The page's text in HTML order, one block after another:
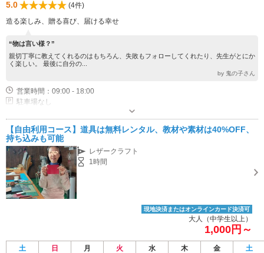
5.0
(4件)
造る楽しみ、贈る喜び、届ける幸せ
“物は言い様？”
親切丁寧に教えてくれるのはもちろん、失敗もフォローしてくれたり、先生がとにか
く楽しい。 最後に自分の...
by 鬼の子さん
営業時間：09:00 - 18:00
駐車場なし
【自由利用コース】道具は無料レンタル、教材や素材は40%OFF、
持ち込みも可能
レザークラフト
1時間
現地決済またはオンラインカード決済可
大人（中学生以上）
1,000円～
土 日 月 火 水 木 金
土